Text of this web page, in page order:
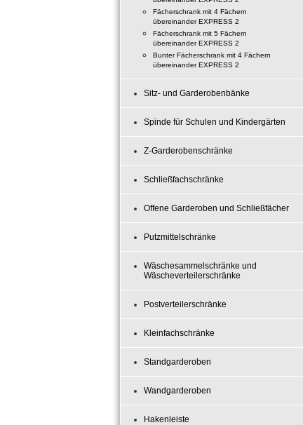
Fächerschrank mit 4 Fächern
übereinander EXPRESS 2
Fächerschrank mit 5 Fächern
übereinander EXPRESS 2
Bunter Fächerschrank mit 4 Fächern
übereinander EXPRESS 2
Sitz- und Garderobenbänke
Spinde für Schulen und Kindergärten
Z-Garderobenschränke
Schließfachschränke
Offene Garderoben und Schließfächer
Putzmittelschränke
Wäschesammelschränke und
Wäscheverteilerschränke
Postverteilerschränke
Kleinfachschränke
Standgarderoben
Wandgarderoben
Hakenleiste